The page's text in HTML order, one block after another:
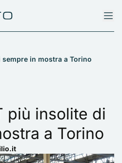
in mostra a Torino
più insolite di
a Torino